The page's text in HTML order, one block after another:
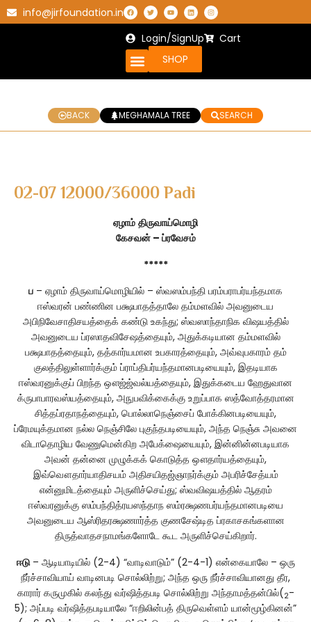
info@jirfoundation.in
Login/SignUp
Cart
SHOP
BACK MEGHAMALA TREE SEARCH
02-07 12000/36000 Padi
ஏழாம் திருவாய்மொழி
கேசவன் – ப்ரவேசம்
*****
ப – ஏழாம் திருவாய்மொழியில் – ஸ்வஸம்பந்தி பரம்பராபர்யந்தமாக
ஈஸ்வரன் பண்ணின பக்ஷபாதத்தாலே தம்மளவில் அவனுடைய
அபிநிவேசாதிசயத்தைக் கண்டு உகந்து; ஸ்வஸாந்தாநிக விஷயத்தில்
அவனுடைய ப்ரஸாதவிசேஷத்தையும், அதுக்கடியான தம்மளவில்
பக்ஷபாதத்தையும், தத்கார்யமான உபகாரத்தையும், அவ்வுபகாரம் தம்
குலத்திலுள்ளார்க்கும் ப்ராப்திபர்யந்தமானபடியையும், இதடியாக
ஈஸ்வரனுக்குப் பிறந்த ஔஜ்ஜ்வல்யத்தையும், இதுக்கடைய ஹேதுவான
க்ருபாபாரவஸ்யத்தையும், அநுபவிக்கைக்கு உறுப்பாக ஸத்வோத்தரமான
சித்தப்ரதாநத்தையும், பொல்லாநெஞ்சைப் போக்கினபடியையும்,
ப்ரேமயுக்தமான நல்ல நெஞ்சிலே புகுந்தபடியையும், அந்த நெஞ்சு அவனை
விடாதொழிய வேணுமென்கிற அபேக்ஷையையும், இன்னின்னபடியாக
அவன் தன்னை முழுக்கக் கொடுத்த ஔதார்யத்தையும்,
இவ்வௌதார்யாதிசயம் அதிசயிதஜ்ஞாநர்க்கும் அபரிச்சேத்யம்
என்னுமிடத்தையும் அருளிச்செய்து; ஸ்வவிஷயத்தில் ஆதரம்
ஈஸ்வரனுக்கு ஸம்பந்தித்ரயஸந்தாந ஸம்ரக்ஷணபர்யந்தமானபடியை
அவனுடைய ஆஸ்ரிதரக்ஷணார்த்த குணசேஷ்டித ப்ரகாசகங்களான
திருத்வாதசநாமங்களோடே கூட அருளிச்செய்கிறார்.
ஈடு– ஆடியாடியில் (2-4) “வாடிவாடும்” (2-4-1) என்கையாலே – ஒரு
நீர்ச்சாவியாய் வாடினபடி சொல்லிற்று; அந்த ஒரு நீர்ச்சாவியானது தீர,
காரார் கருமுகில் கலந்து வர்ஷித்தபடி சொல்லிற்று அந்தாமத்தன்பில்(2-
5); அப்படி வர்ஷித்தபடியாலே “ஈறிலின்பத் திருவெள்ளம் யான்மூழ்கினன்”